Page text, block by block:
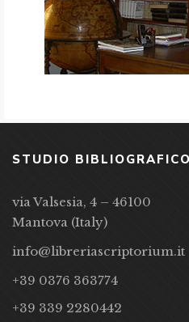
STUDIO
via Valsesia, 4 – 46100
Mantova (Italy)
info@libreriascriptorium.it
+39 0376 363774
+39 339 2280442